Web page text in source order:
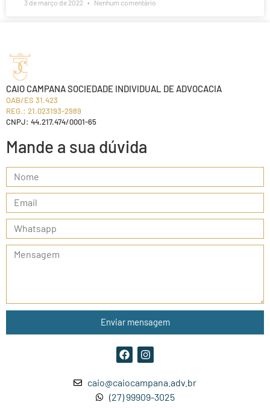
3 de março de 2022 Nenhum comentário
Mande a sua dúvida
Enviar mensagem
CAIO CAMPANA SOCIEDADE INDIVIDUAL DE ADVOCACIA
OAB/ES 31.423
REG.: 21.023193-2989
CNPJ: 44.217.474/0001-65
caio@caiocampana.adv.br
(27) 99909-3025